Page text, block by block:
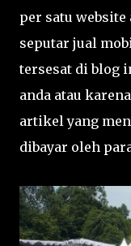
per satu website
seputar jual
tersesat di blog
anda atau
artikel yang
dibayar oleh